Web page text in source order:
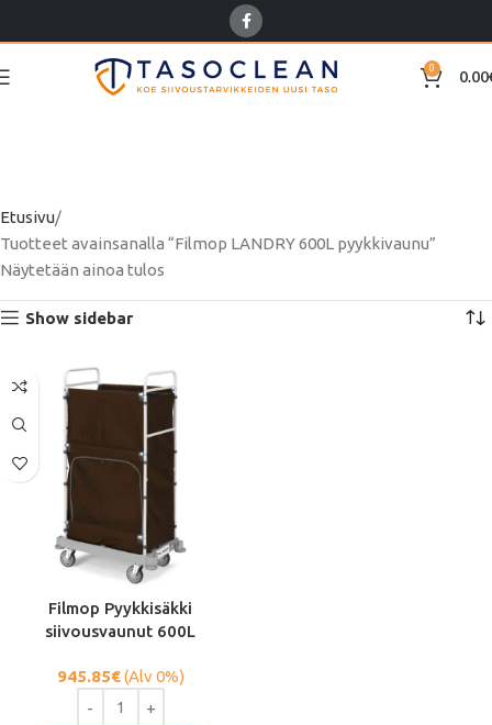
0 0.00
Etusivu
Tuotteet avainsanalla “Filmop LANDRY 600L pyykkivaunu”
Näytetään ainoa tulos
Show sidebar
Filmop Pyykkisäkki
siivousvaunut 600L
945.85€(Alv 0%)